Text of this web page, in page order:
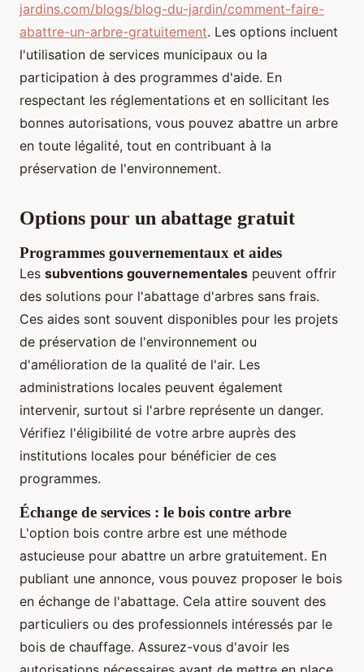
jardins.com/blogs/blog-du-jardin/comment-faire-
abattre-un-arbre-gratuitement. Les options incluent
l'utilisation de services municipaux ou la
participation à des programmes d'aide. En
respectant les réglementations et en sollicitant les
bonnes autorisations, vous pouvez abattre un arbre
en toute légalité, tout en contribuant à la
préservation de l'environnement.
Options pour un abattage gratuit
Programmes gouvernementaux et aides
Les subventions gouvernementales peuvent offrir
des solutions pour l'abattage d'arbres sans frais.
Ces aides sont souvent disponibles pour les projets
de préservation de l'environnement ou
d'amélioration de la qualité de l'air. Les
administrations locales peuvent également
intervenir, surtout si l'arbre représente un danger.
Vérifiez l'éligibilité de votre arbre auprès des
institutions locales pour bénéficier de ces
programmes.
Échange de services : le bois contre arbre
L'option bois contre arbre est une méthode
astucieuse pour abattre un arbre gratuitement. En
publiant une annonce, vous pouvez proposer le bois
en échange de l'abattage. Cela attire souvent des
particuliers ou des professionnels intéressés par le
bois de chauffage. Assurez-vous d'avoir les